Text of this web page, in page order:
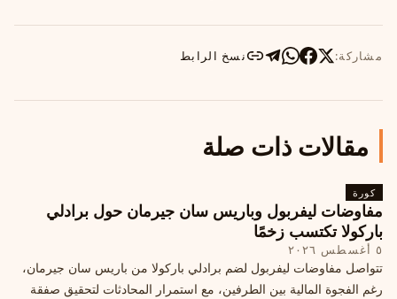
مشاركة: نسخ الرابط
مقالات ذات صلة
كورة
مفاوضات ليفربول وباريس سان جيرمان حول برادلي
باركولا تكتسب زخمًا
٥ أغسطس ٢٠٢٦
تتواصل مفاوضات ليفربول لضم برادلي باركولا من باريس سان جيرمان،
رغم الفجوة المالية بين الطرفين، مع استمرار المحادثات لتحقيق صفقة